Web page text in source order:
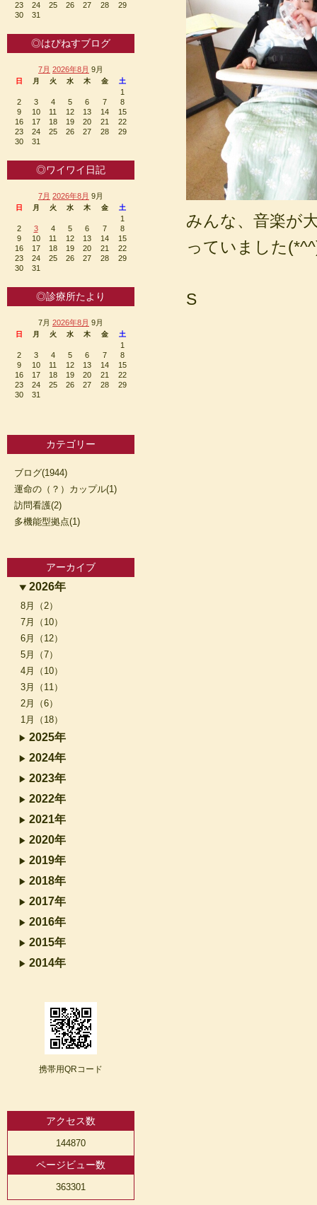
みんな、音楽が
っていました
S
23
24 25 26 27 28
29
30
31
◎はぴねすブログ
7月 2026年8月 9月
日 月 火 水 木 金 土
1
2
3 4 5 6 7
8
9
10 11 12 13 14
15
16
17 18 19 20 21
22
23
24 25 26 27 28
29
30
31
◎ワイワイ日記
7月 2026年8月 9月
日 月 火 水 木 金 土
1
2
3 4 5 6 7
8
9
10 11 12 13 14
15
16
17 18 19 20 21
22
23
24 25 26 27 28
29
30
31
◎診療所たより
7月 2026年8月 9月
日 月 火 水 木 金 土
1
2
3 4 5 6 7
8
9
10 11 12 13 14
15
16
17 18 19 20 21
22
23
24 25 26 27 28
29
30
31
カテゴリー
ブログ(1944)
運命の（？）カップル(1)
訪問看護(2)
多機能型拠点(1)
アーカイブ
2026年
8月（2）
7月（10）
6月（12）
5月（7）
4月（10）
3月（11）
2月（6）
1月（18）
2025年
2024年
2023年
2022年
2021年
2020年
2019年
2018年
2017年
2016年
2015年
2014年
携帯用QRコード
アクセス数
144870
ページビュー数
363301